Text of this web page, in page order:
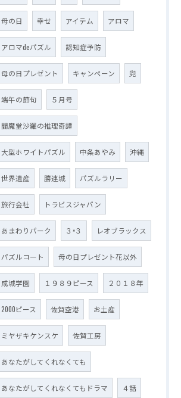
母の日 幸せ アイテム アロマ
アロマdeパズル 認知症予防
母の日プレゼント キャンペーン 兜
端午の節句 ５月号
閻魔堂沙羅の推理奇譚
大型ホワイトパズル 中条あやみ 沖縄
世界遺産 勝連城 パズルラリー
旅行会社 トラビスジャパン
あまわりパーク ３×３ レオブラックス
パズルコート 母の日プレゼント花以外
成城学園 １９８９ピース ２０１８年
2000ピース 佐賀空港 お土産
ミヤザキケンスケ 佐賀工房
あなたがしてくれなくても
あなたがしてくれなくてもドラマ ４話